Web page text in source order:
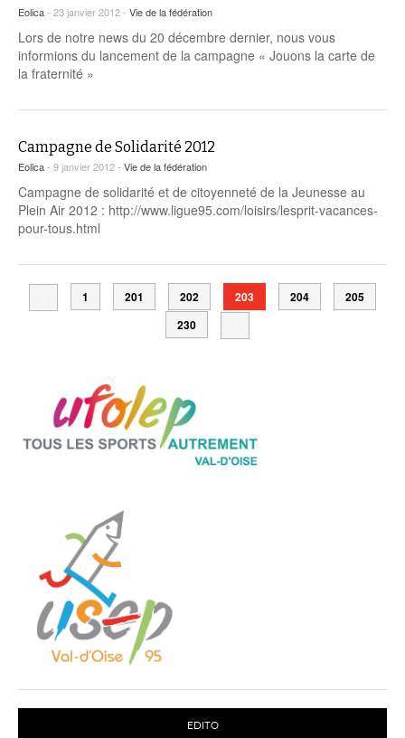
Eolica- 23 janvier 2012 - Vie de la fédération
Lors de notre news du 20 décembre dernier, nous vous
informions du lancement de la campagne « Jouons la carte de
la fraternité »
Campagne de Solidarité 2012
Eolica- 9 janvier 2012 - Vie de la fédération
Campagne de solidarité et de citoyenneté de la Jeunesse au
Plein Air 2012 : http://www.ligue95.com/loisirs/lesprit-vacances-
pour-tous.html
1 201 202 203 204
205
230
EDITO